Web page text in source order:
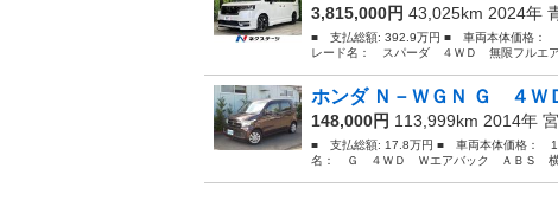
3,815,000円 43,025km 2024年
■ 支払総額: 392.9万円 ■ 車両本体価格
レード名： スパーダ ４ＷＤ 無限フルエ
ホンダ Ｎ－ＷＧＮ Ｇ ４
148,000円 113,999km 2014年
■ 支払総額: 17.8万円 ■ 車両本体価格：
名： Ｇ ４ＷＤ Ｗエアバック ＡＢＳ 横